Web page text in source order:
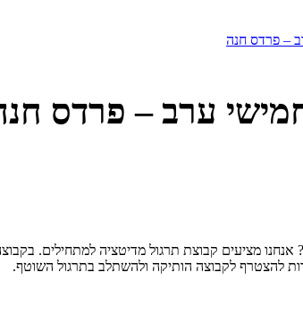
– פרדס חנה
ערב – פרדס
מציעים קבוצת תרגול מדיטציה למתחילים.
להצטרף לקבוצה הותיקה ולהשתלב בתרגול השוטף.